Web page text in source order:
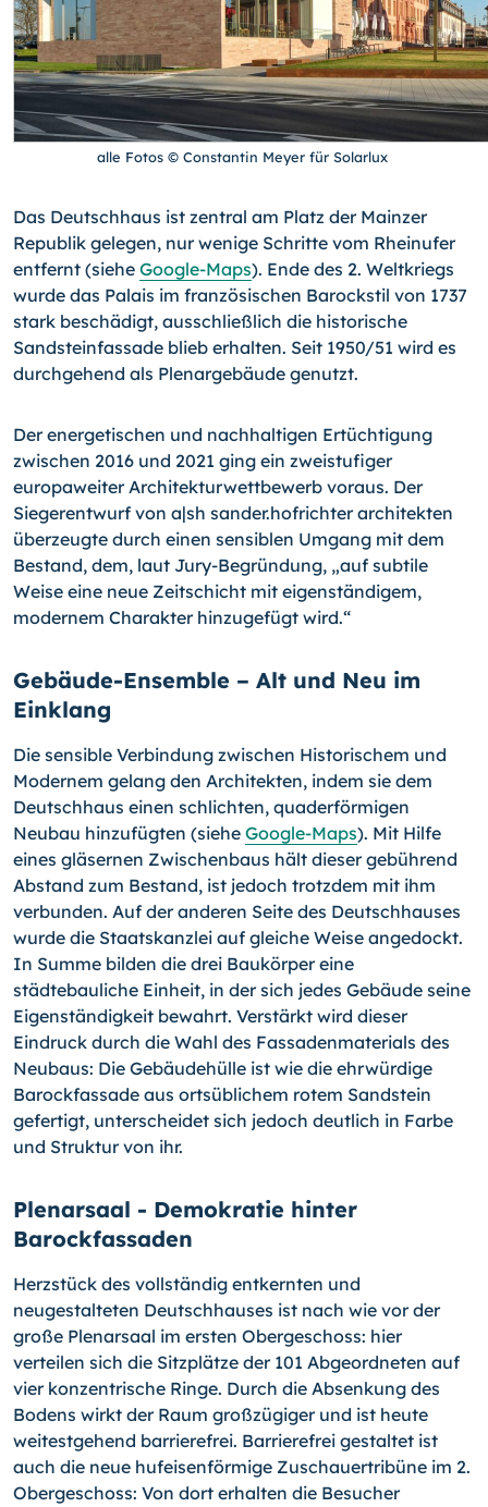
alle Fotos © Constantin Meyer für Solarlux
Das Deutschhaus ist zentral am Platz der Mainzer
Republik gelegen, nur wenige Schritte vom Rheinufer
entfernt (siehe Google-Maps). Ende des 2. Weltkriegs
wurde das Palais im französischen Barockstil von 1737
stark beschädigt, ausschließlich die historische
Sandsteinfassade blieb erhalten. Seit 1950/51 wird es
durchgehend als Plenargebäude genutzt.
Der energetischen und nachhaltigen Ertüchtigung
zwischen 2016 und 2021 ging ein zweistufiger
europaweiter Architekturwettbewerb voraus. Der
Siegerentwurf von a|sh sander.hofrichter architekten
überzeugte durch einen sensiblen Umgang mit dem
Bestand, dem, laut Jury-Begründung, „auf subtile
Weise eine neue Zeitschicht mit eigenständigem,
modernem Charakter hinzugefügt wird.“
Gebäude-Ensemble – Alt und Neu im
Einklang
Die sensible Verbindung zwischen Historischem und
Modernem gelang den Architekten, indem sie dem
Deutschhaus einen schlichten, quaderförmigen
Neubau hinzufügten (siehe Google-Maps). Mit Hilfe
eines gläsernen Zwischenbaus hält dieser gebührend
Abstand zum Bestand, ist jedoch trotzdem mit ihm
verbunden. Auf der anderen Seite des Deutschhauses
wurde die Staatskanzlei auf gleiche Weise angedockt.
In Summe bilden die drei Baukörper eine
städtebauliche Einheit, in der sich jedes Gebäude seine
Eigenständigkeit bewahrt. Verstärkt wird dieser
Eindruck durch die Wahl des Fassadenmaterials des
Neubaus: Die Gebäudehülle ist wie die ehrwürdige
Barockfassade aus ortsüblichem rotem Sandstein
gefertigt, unterscheidet sich jedoch deutlich in Farbe
und Struktur von ihr.
Plenarsaal - Demokratie hinter
Barockfassaden
Herzstück des vollständig entkernten und
neugestalteten Deutschhauses ist nach wie vor der
große Plenarsaal im ersten Obergeschoss: hier
verteilen sich die Sitzplätze der 101 Abgeordneten auf
vier konzentrische Ringe. Durch die Absenkung des
Bodens wirkt der Raum großzügiger und ist heute
weitestgehend barrierefrei. Barrierefrei gestaltet ist
auch die neue hufeisenförmige Zuschauertribüne im 2.
Obergeschoss: Von dort erhalten die Besucher